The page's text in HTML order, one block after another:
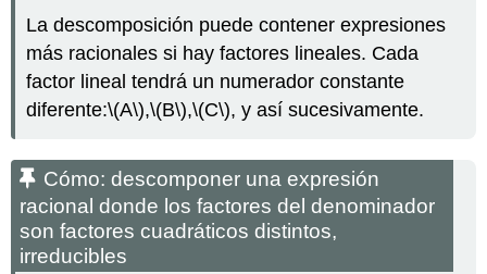
La descomposición puede contener expresiones
más racionales si hay factores lineales. Cada
factor lineal tendrá un numerador constante
diferente:\(A\),\(B\),\(C\), y así sucesivamente.
Cómo: descomponer una expresión
racional donde los factores del denominador
son factores cuadráticos distintos,
irreducibles